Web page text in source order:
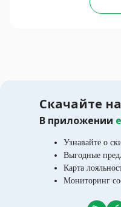
Скачайте
В приложении
Узнавайте о
Выгодные
Карта
Мониторинг